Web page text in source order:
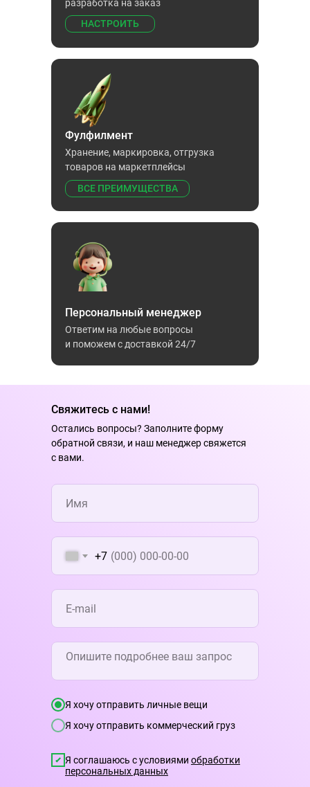
Персональный менеджер
Ответим на любые вопросы
и поможем с доставкой 24/7
Фулфилмент
Хранение, маркировка, отгрузка
товаров на маркетплейсы
ВСЕ ПРЕИМУЩЕСТВА
разработка на заказ
НАСТРОИТЬ
Свяжитесь с нами!
Остались вопросы? Заполните форму
обратной связи, и наш менеджер свяжется
с вами.
+7
Я хочу отправить личные вещи
Я хочу отправить коммерческий груз
Я соглашаюсь с условиями обработки
персональных данных